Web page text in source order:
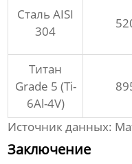
Сталь AISI
304
Титан
Grade 5 (Ti-
6Al-4V)
Источник данных:
Заключение